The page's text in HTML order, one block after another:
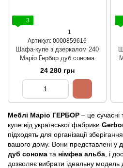
3
1
Артикул: 0000859616
Шафа-купе з дзеркалом 240
Маріо Гербор дуб сонома
24 280 грн
Меблі Маріо ГЕРБОР – це
купе від української фабрики
підходять для організації
вашого дому. Вони представлені у
дуб сонома та німфеа альба , і
дозволяє вибрати ідеальну модель